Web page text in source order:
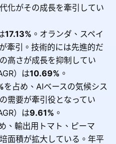
化がその成長を牽引してい
17.13% 。オランダ、スペイ
牽引。技術的には先進的だ
高さが成長を抑制してい
）は10.69% 。
を占め、AIベースの気候シス
需要が牽引役となってい
）は9.61% 。
、輸出用トマト、ピーマ
面積が拡大している。年平